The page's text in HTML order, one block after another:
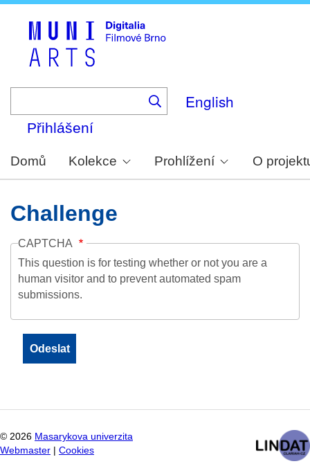
English
Přihlášení
Domů Kolekce Prohlížení O
Challenge
CAPTCHA
This question is for testing whether or not you are a
human visitor and to prevent automated spam
submissions.
© 2026 Masarykova univerzita
Webmaster
Cookies